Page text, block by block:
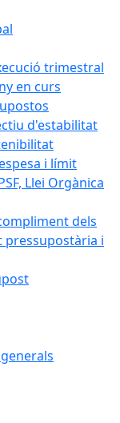
trimestral
en curs
d'estabilitat
i límit
Llei Orgànica
dels
pressupostària i